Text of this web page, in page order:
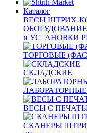
Каталог
ВЕСЫ ШТРИХ-
ОБОРУДОВАНИЕ
и УСТАНОВКИ
ТОРГОВЫЕ
СКЛАДСКИЕ
ВЕСЫ С
СКАНЕРЫ